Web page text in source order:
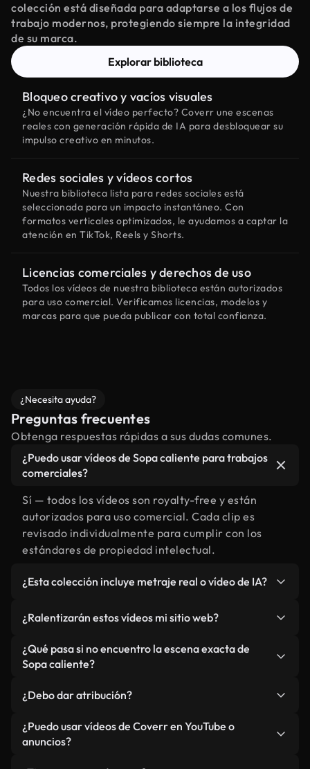
colección está diseñada para adaptarse a los flujos de
trabajo modernos, protegiendo siempre la integridad
de su marca.
Explorar biblioteca
Bloqueo creativo y vacíos visuales
¿No encuentra el vídeo perfecto? Coverr une escenas
reales con generación rápida de IA para desbloquear su
impulso creativo en minutos.
Redes sociales y vídeos cortos
Nuestra biblioteca lista para redes sociales está
seleccionada para un impacto instantáneo. Con
formatos verticales optimizados, le ayudamos a captar la
atención en TikTok, Reels y Shorts.
Licencias comerciales y derechos de uso
Todos los vídeos de nuestra biblioteca están autorizados
para uso comercial. Verificamos licencias, modelos y
marcas para que pueda publicar con total confianza.
¿Necesita ayuda?
Preguntas frecuentes
Obtenga respuestas rápidas a sus dudas comunes.
¿Puedo usar vídeos de Sopa caliente para trabajos
comerciales?
Sí — todos los vídeos son royalty-free y están
autorizados para uso comercial. Cada clip es
revisado individualmente para cumplir con los
estándares de propiedad intelectual.
¿Esta colección incluye metraje real o vídeo de IA?
relacionado con Sopa caliente y vídeos generados
por IA. Todo está claramente etiquetado.
¿Ralentizarán estos vídeos mi sitio web?
No si selecciona nuestras versiones optimizadas
para web, diseñadas específicamente para uso de
métricas como LCP.
¿Qué pasa si no encuentro la escena exacta de
Sopa caliente?
Studio. Describe la escena, como "Sopa caliente al
atardecer", y la IA la generará en segundos
conforme a nuestros estándares.
¿Debo dar atribución?
No es necesario. Todos los vídeos en nuestra
biblioteca son royalty-free, aunque siempre se
¿Puedo usar vídeos de Coverr en YouTube o
anuncios?